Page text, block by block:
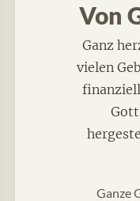
Von
Ganz
vielen
Ganze